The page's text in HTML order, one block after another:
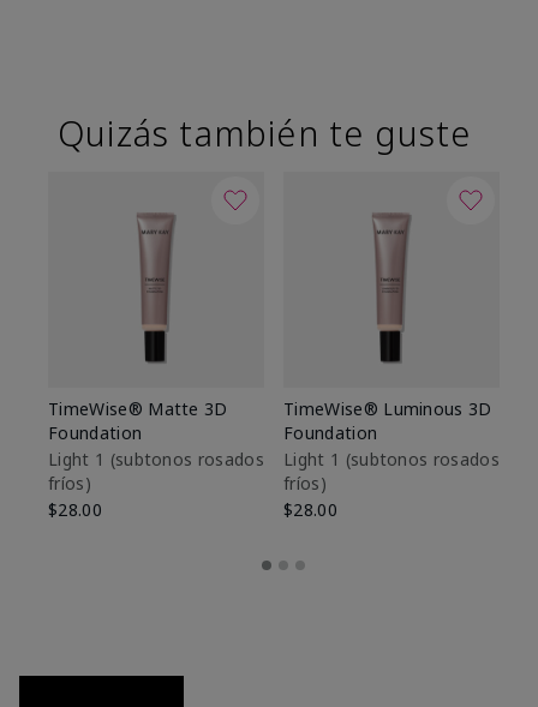
Quizás también te guste
TimeWise® Matte 3D
Foundation
Light 1​ (subtonos rosados
fríos)
$28.00
TimeWise® Luminous 3D
Foundation
Light 1​ (subtonos rosados
fríos)
$28.00